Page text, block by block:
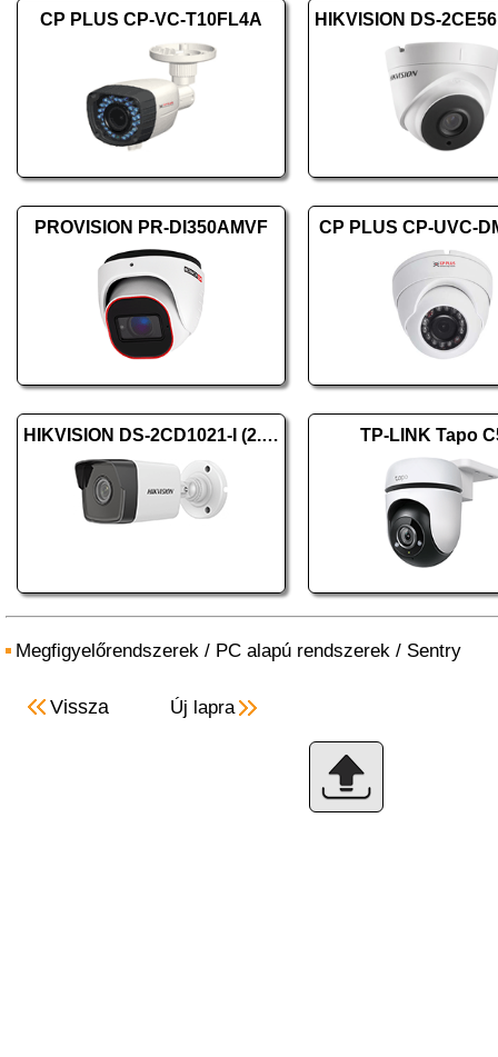
CP PLUS CP-VC-T10FL4A
PROVISION PR-DI350AMVF CP PLUS CP-UVC-
HIKVISION DS-2CD1021-I (2.8mm) (F) TP-LINK Tapo
Megfigyelőrendszerek / PC alapú rendszerek / Sentry
Vissza Új lapra